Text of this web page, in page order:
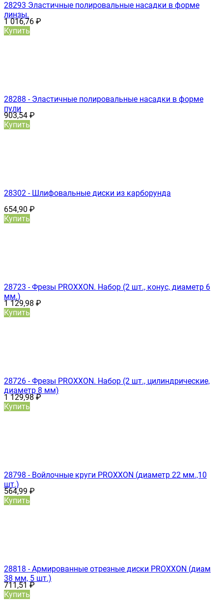
28293 Эластичные полировальные насадки в форме
линзы.
1 016,76 ₽
Купить
28288 - Эластичные полировальные насадки в форме
пули
903,54 ₽
Купить
28302 - Шлифовальные диски из карборунда
654,90 ₽
Купить
28723 - Фрезы PROXXON. Набор (2 шт., конус, диаметр 6
мм.)
1 129,98 ₽
Купить
28726 - Фрезы PROXXON. Набор (2 шт., цилиндрические,
диаметр 8 мм)
1 129,98₽
Купить
28798 - Войлочные круги PROXXON (диаметр 22 мм.,10
шт.)
564,99 ₽
Купить
28818 - Армированные отрезные диски PROXXON (диам
38 мм, 5 шт.)
711,51₽
Купить